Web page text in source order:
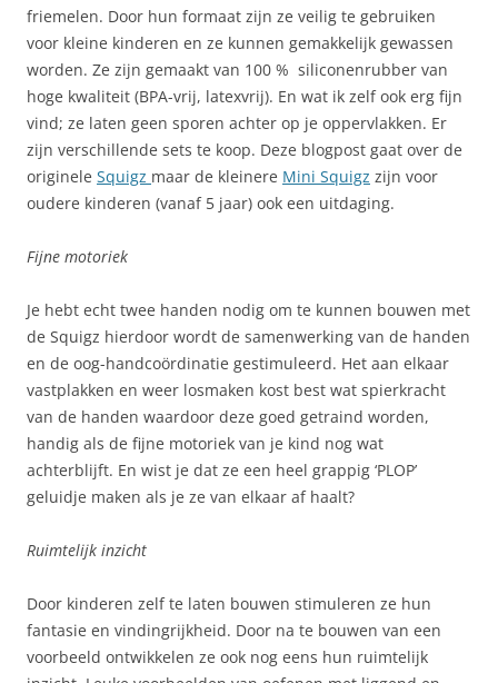
friemelen. Door hun formaat zijn ze veilig te gebruiken
voor kleine kinderen en ze kunnen gemakkelijk gewassen
worden. Ze zijn gemaakt van 100 % siliconenrubber van
hoge kwaliteit (BPA-vrij, latexvrij). En wat ik zelf ook erg fijn
vind; ze laten geen sporen achter op je oppervlakken. Er
zijn verschillende sets te koop. Deze blogpost gaat over de
originele Squigz maar de kleinere Mini Squigz zijn voor
oudere kinderen (vanaf 5 jaar) ook een uitdaging.
Fijne motoriek
Je hebt echt twee handen nodig om te kunnen bouwen met
de Squigz hierdoor wordt de samenwerking van de handen
en de oog-handcoördinatie gestimuleerd. Het aan elkaar
vastplakken en weer losmaken kost best wat spierkracht
van de handen waardoor deze goed getraind worden,
handig als de fijne motoriek van je kind nog wat
achterblijft. En wist je dat ze een heel grappig ‘PLOP’
geluidje maken als je ze van elkaar af haalt?
Ruimtelijk inzicht
Door kinderen zelf te laten bouwen stimuleren ze hun
fantasie en vindingrijkheid. Door na te bouwen van een
voorbeeld ontwikkelen ze ook nog eens hun ruimtelijk